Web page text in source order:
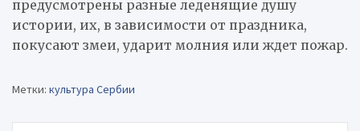
предусмотрены разные леденящие душу
истории, их, в зависимости от праздника,
покусают змеи, ударит молния или ждет пожар.
Метки: культура Сербии